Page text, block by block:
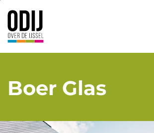
Boer Glas